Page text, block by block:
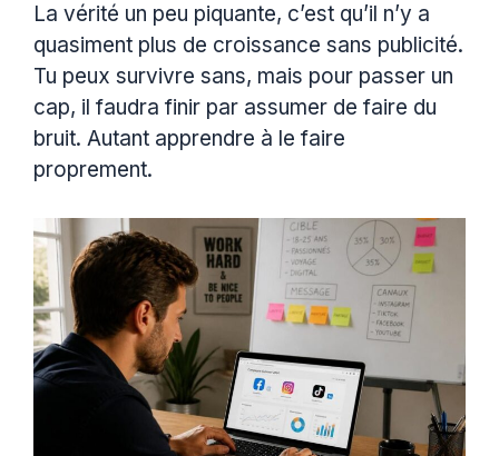
La vérité un peu piquante, c’est qu’il n’y a
quasiment plus de croissance sans publicité.
Tu peux survivre sans, mais pour passer un
cap, il faudra finir par assumer de faire du
bruit. Autant apprendre à le faire
proprement.